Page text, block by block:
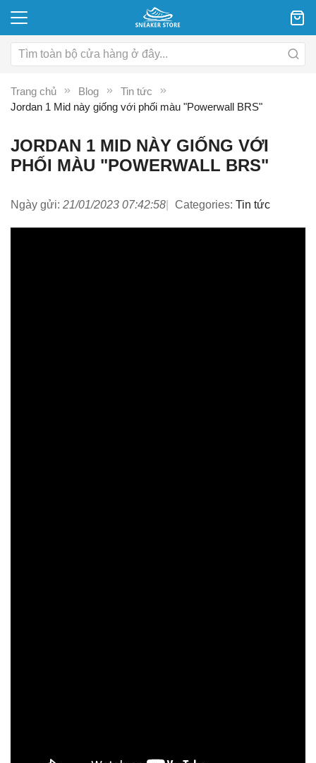
Trang chủ Blog
Tin tức
Jordan 1 Mid này giống với phối màu "Powerwall BRS"
JORDAN 1 MID NÀY GIỐNG VỚI
PHỐI MÀU "POWERWALL BRS"
Ngày gửi: 21/01/2023 07:42:58 Categories: Tin tức